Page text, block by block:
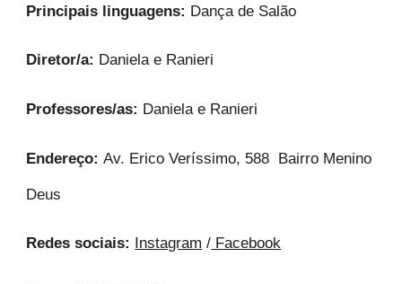
Principais linguagens: Dança de Salão
Diretor/a: Daniela e Ranieri
Professores/as: Daniela e Ranieri
Endereço:Av. Erico Veríssimo, 588 Bairro Menino
Deus
Redes sociais: Instagram / Facebook